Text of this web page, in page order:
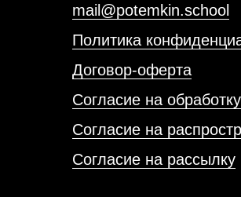
mail@potemkin.school
Политика
Договор-оферта
Согласие на
Согласие на
Согласие на рассылку